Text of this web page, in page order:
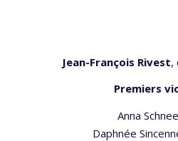
Jean-François Rivest,
Premiers
Anna
Daphnée